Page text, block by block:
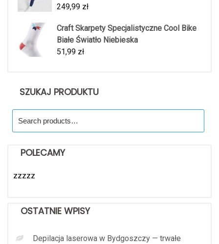
249,99 zł
Craft Skarpety Specjalistyczne Cool Bike
Białe Światło Niebieska
51,99 zł
SZUKAJ PRODUKTU
for:
POLECAMY
zzzzz
OSTATNIE WPISY
Depilacja laserowa w Bydgoszczy — trwałe